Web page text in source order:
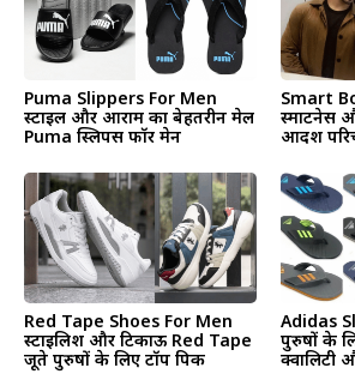
Puma Slippers For Men
स्टाइल और आराम का बेहतरीन मेल
Puma स्लिपर्स फॉर मेन
Smart
स्मार्टनेस
आदर्श
Red Tape Shoes For Men
स्टाइलिश और टिकाऊ Red Tape
जूते पुरुषों के लिए टॉप पिक
Adidas
पुरुषों के
क्वालिटी